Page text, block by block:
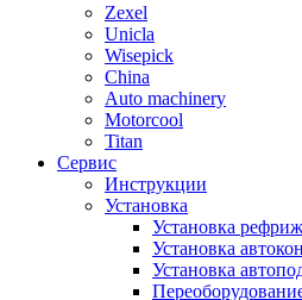
Zexel
Unicla
Wisepick
China
Auto machinery
Motorcool
Titan
Сервис
Инструкции
Установка
Установка
Установка
Установка